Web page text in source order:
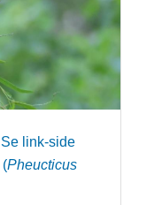
Se link-side
(Pheucticus